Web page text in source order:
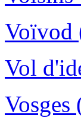
Voïvod
Vol